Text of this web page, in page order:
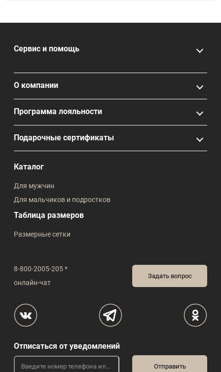
8-800-2005-205 *
онлайн-чат
Задать вопрос
Сервис и помощь
О компании
Программа лояльности
Подарочные сертификаты
Каталог
Для мужчин
Для мальчиков и подростков
Таблица размеров
Размерные сетки
Отписаться от уведомлений